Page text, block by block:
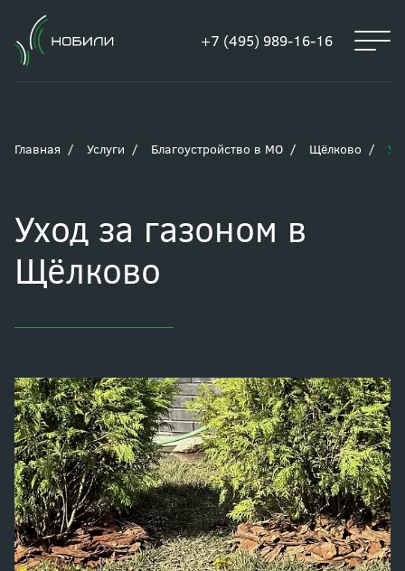
+7 (495) 989-16-16
Главная Услуги Благоустройство в МО Щёлково
Уход за газоном в
Щёлково